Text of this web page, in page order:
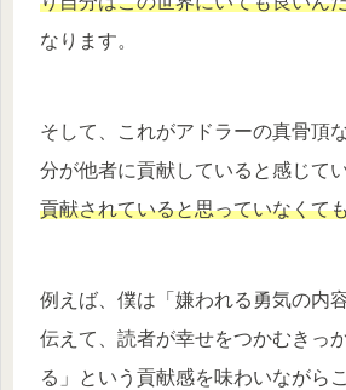
なります。
そして、これがアドラーの真骨頂
分が他者に貢献していると感じて
貢献されていると思っていなくて
例えば、僕は「嫌われる勇気の内
伝えて、読者が幸せをつかむきっ
る」という貢献感を味わいながら